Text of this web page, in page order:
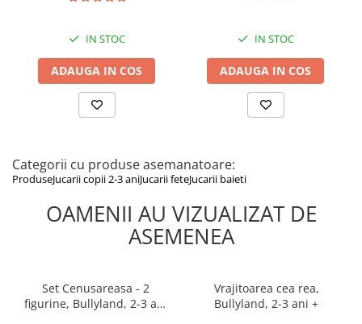
IN STOC
ADAUGA IN COS
IN STOC
ADAUGA IN COS
Categorii cu produse asemanatoare:
ProduseJucarii copii 2-3 aniJucarii feteJucarii baieti
OAMENII AU VIZUALIZAT DE
ASEMENEA
Set Cenusareasa - 2
figurine, Bullyland, 2-3 ani
Vrajitoarea cea rea,
Bullyland, 2-3 ani +